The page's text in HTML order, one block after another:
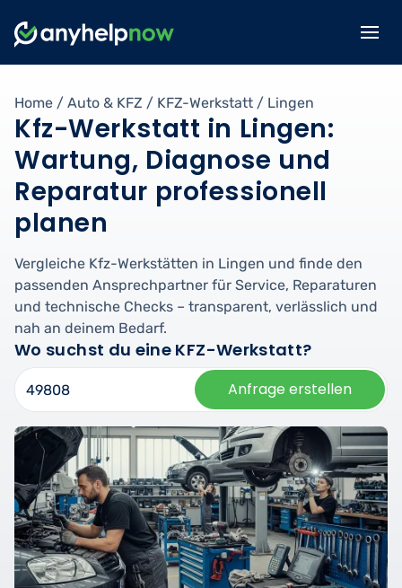
Home / Auto & KFZ / KFZ-Werkstatt / Lingen
Kfz-Werkstatt in Lingen:
Wartung, Diagnose und
Reparatur professionell
planen
Vergleiche Kfz-Werkstätten in Lingen und finde den
passenden Ansprechpartner für Service, Reparaturen
und technische Checks – transparent, verlässlich und
nah an deinem Bedarf.
Wo suchst du eine KFZ-Werkstatt?
Anfrage erstellen